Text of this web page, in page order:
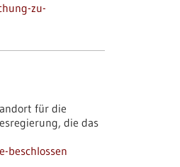
zu-
für die
die das